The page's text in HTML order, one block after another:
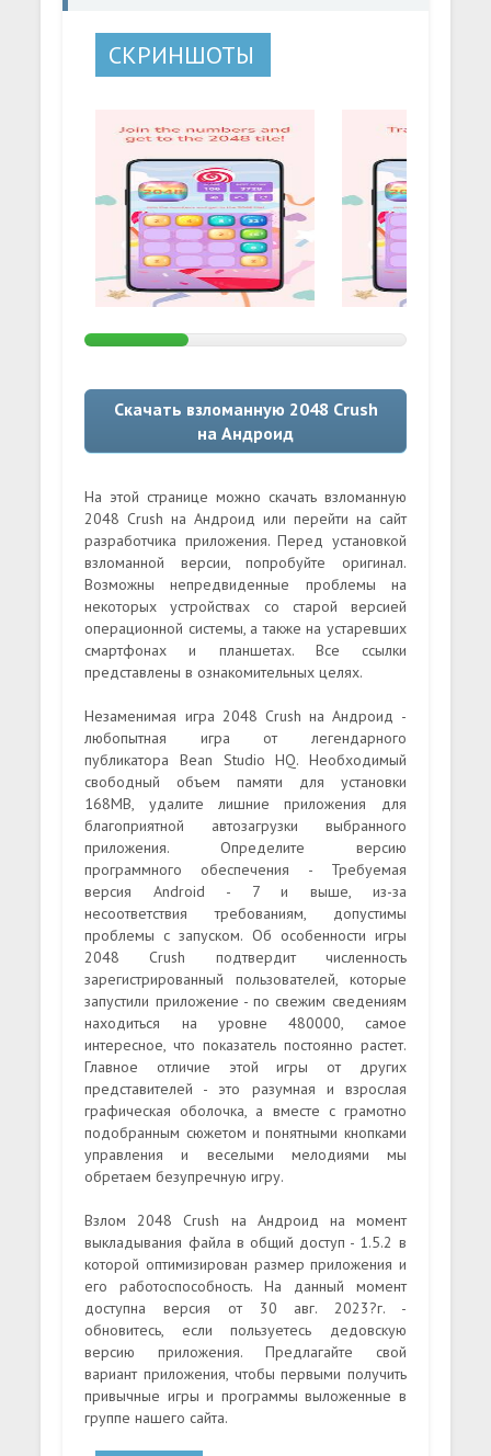
СКРИНШОТЫ
Скачать взломанную 2048 Crush
на Андроид
На этой странице можно скачать взломанную
2048 Crush на Андроид или перейти на сайт
разработчика приложения. Перед установкой
взломанной версии, попробуйте оригинал.
Возможны непредвиденные проблемы на
некоторых устройствах со старой версией
операционной системы, а также на устаревших
смартфонах и планшетах. Все ссылки
представлены в ознакомительных целях.
Незаменимая игра 2048 Crush на Андроид -
любопытная игра от легендарного
публикатора Bean Studio HQ. Необходимый
свободный объем памяти для установки
168MB, удалите лишние приложения для
благоприятной автозагрузки выбранного
приложения. Определите версию
программного обеспечения - Требуемая
версия Android - 7 и выше, из-за
несоответствия требованиям, допустимы
проблемы с запуском. Об особенности игры
2048 Crush подтвердит численность
зарегистрированный пользователей, которые
запустили приложение - по свежим сведениям
находиться на уровне 480000, самое
интересное, что показатель постоянно растет.
Главное отличие этой игры от других
представителей - это разумная и взрослая
графическая оболочка, а вместе с грамотно
подобранным сюжетом и понятными кнопками
управления и веселыми мелодиями мы
обретаем безупречную игру.
Взлом 2048 Crush на Андроид на момент
выкладывания файла в общий доступ - 1.5.2 в
которой оптимизирован размер приложения и
его работоспособность. На данный момент
доступна версия от 30 авг. 2023?г. -
обновитесь, если пользуетесь дедовскую
версию приложения. Предлагайте свой
вариант приложения, чтобы первыми получить
привычные игры и программы выложенные в
группе нашего сайта.